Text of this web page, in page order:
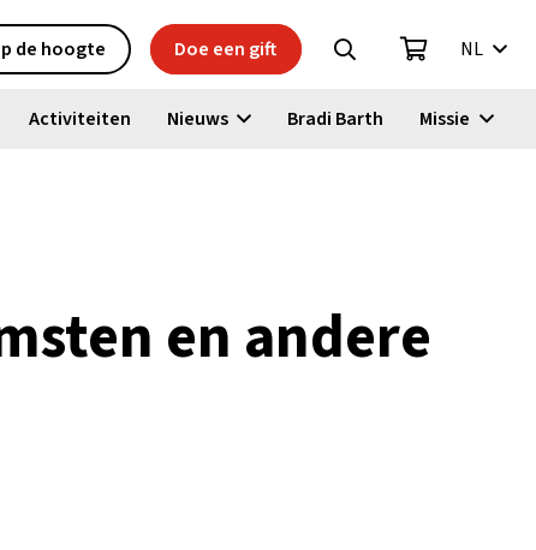
de hoogte Doe een gift NL
Activiteiten Nieuws Bradi Barth Missie
en andere